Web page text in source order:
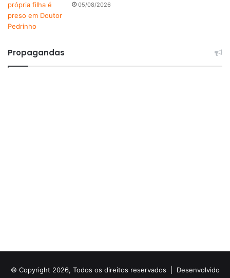
05/08/2026
Propagandas
© Copyright 2026, Todos os direitos reservados | Desenvolvido